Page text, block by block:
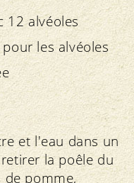
12 alvéoles
les alvéoles
et l'eau dans un
la poêle du
de pomme,